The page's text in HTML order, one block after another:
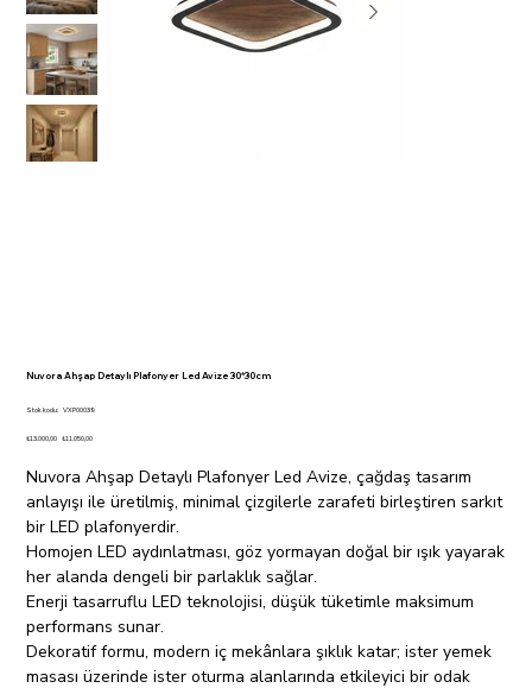
Nuvora Ahşap Detaylı Plafonyer Led Avize 30*30cm
Stok kodu: Stok
VXP00039
VXP00039
Orijinal
₺13.000,00 İndirimli
₺11.050,00
Nuvora Ahşap Detaylı Plafonyer Led Avize, çağdaş tasarım
anlayışı ile üretilmiş, minimal çizgilerle zarafeti birleştiren sarkıt
bir LED plafonyerdir.
Homojen LED aydınlatması, göz yormayan doğal bir ışık yayarak
her alanda dengeli bir parlaklık sağlar.
Enerji tasarruflu LED teknolojisi, düşük tüketimle maksimum
performans sunar.
Dekoratif formu, modern iç mekânlara şıklık katar; ister yemek
masası üzerinde ister oturma alanlarında etkileyici bir odak